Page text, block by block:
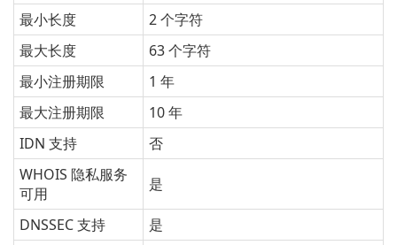
最小长度
2 个字符
最大长度
63 个字符
最小注册期限
1 年
最大注册期限
10 年
IDN 支持
否
WHOIS 隐私服务
可用
是
DNSSEC 支持
是